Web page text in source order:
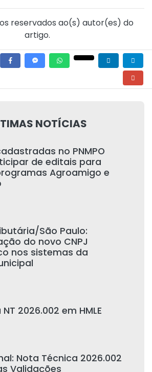
reservados ao(s) autor(es) do
artigo.
NOTÍCIAS
no PNMPO
de editais para
Agroamigo e
São Paulo:
do novo CNPJ
nos sistemas da
2026.002 em HMLE
Nota Técnica 2026.002
Validações